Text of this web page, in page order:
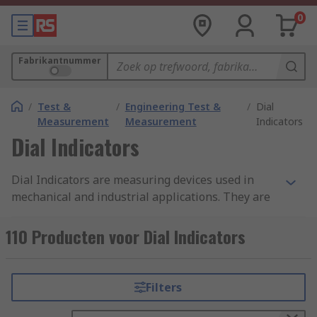
0
Fabrikantnummer
/ Test &
Measurement
/ Engineering Test &
Measurement
/ Dial
Indicators
Dial Indicators
Dial Indicators are measuring devices used in
mechanical and industrial applications. They are
positions and typically used to measure
clearances, tolerance, and variation in tolerance
includes analog or digital dials with imperial (in)
and metric (mm) measurements.
110 Producten voor Dial Indicators
Filters